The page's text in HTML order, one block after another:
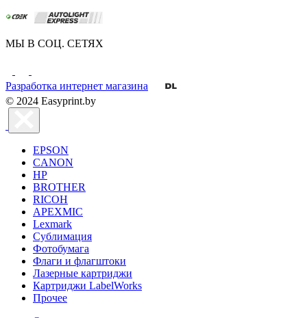
МЫ В СОЦ. СЕТЯХ
Разработка интернет магазина
© 2024 Easyprint.by
EPSON
CANON
HP
BROTHER
RICOH
APEXMIC
Lexmark
Сублимация
Фотобумага
Флаги и флагштоки
Лазерные картриджи
Картриджи LabelWorks
Прочее